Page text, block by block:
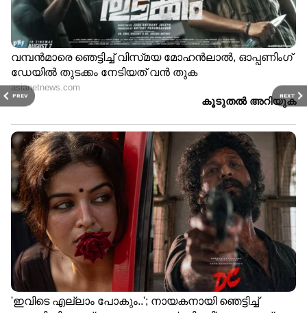
PREV NEXT
മോഹൻ ലാലിന് വിസ കിട്ടിയില്ല;
ഇന്നത്തെ സിഡ്നി ഷോ മാറ്റി വെച്ചു,
ക്ഷമ ചോദിച്ച് മോഹൻലാൽ